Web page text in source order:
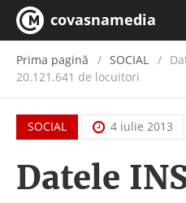
covasnamedia
Prima pagină SOCIAL
20.121.641 de locuitori
SOCIAL 4 iulie 2013
Datele